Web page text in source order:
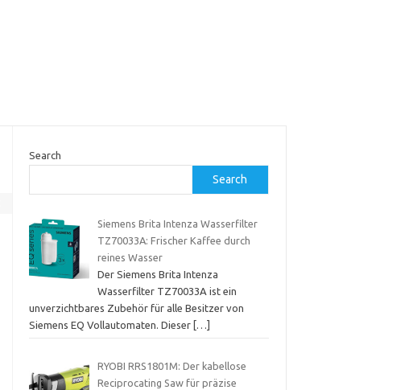
Search
Search
Siemens Brita Intenza Wasserfilter
TZ70033A: Frischer Kaffee durch
reines Wasser
Der Siemens Brita Intenza
Wasserfilter TZ70033A ist ein
unverzichtbares Zubehör für alle Besitzer von
Siemens EQ Vollautomaten. Dieser […]
RYOBI RRS1801M: Der kabellose
Reciprocating Saw für präzise